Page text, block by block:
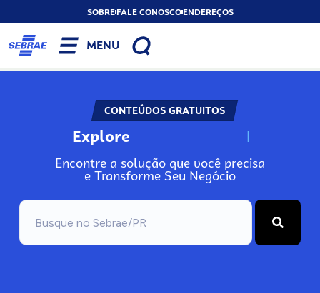
SOBREFALE CONOSCOENDEREÇOS
MENU
CONTEÚDOS GRATUITOS
Explore N
Encontre a solução que você precisa
e Transforme Seu Negócio